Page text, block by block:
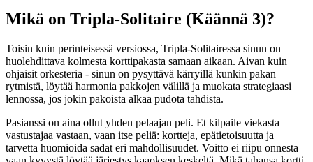
Mikä on Tripla-Solitaire (Käännä 3)?
Toisin kuin perinteisessä versiossa, Tripla-Solitairessa sinun on
huolehdittava kolmesta korttipakasta samaan aikaan. Aivan kuin
ohjaisit orkesteria - sinun on pysyttävä kärryillä kunkin pakan
rytmistä, löytää harmonia pakkojen välillä ja muokata strategiaasi
lennossa, jos jokin pakoista alkaa pudota tahdista.
Pasianssi on aina ollut yhden pelaajan peli. Et kilpaile viekasta
vastustajaa vastaan, vaan itse peliä: kortteja, epätietoisuutta ja
tarvetta huomioida sadat eri mahdollisuudet. Voitto ei riipu onnesta